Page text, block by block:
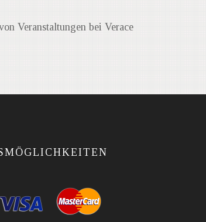
Veranstaltungen bei Verace